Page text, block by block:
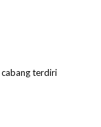
terdiri